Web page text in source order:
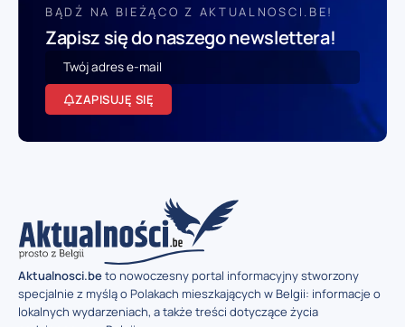
BĄDŹ NA BIEŻĄCO Z AKTUALNOSCI.BE!
Zapisz się do naszego newslettera!
ZAPISUJĘ SIĘ
Aktualnosci.beto nowoczesny portal informacyjny stworzony
specjalnie z myślą o Polakach mieszkających w Belgii: informacje o
lokalnych wydarzeniach, a także treści dotyczące życia